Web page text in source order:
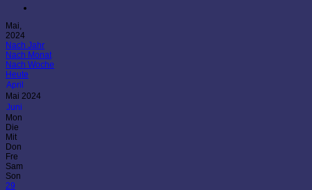
Mai,
2024
Nach Jahr
Nach Monat
Nach Woche
Heute
April
Mai 2024
Juni
Mon
Die
Mit
Don
Fre
Sam
Son
29